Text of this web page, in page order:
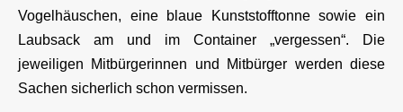
Vogelhäuschen, eine blaue Kunststofftonne sowie ein
Laubsack am und im Container „vergessen“. Die
jeweiligen Mitbürgerinnen und Mitbürger werden diese
Sachen sicherlich schon vermissen.